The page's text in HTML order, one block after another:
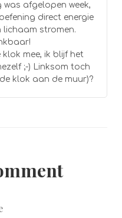
afgelopen week,
direct energie
lichaam stromen.
klok mee, ik blijf het
;-) Linksom toch
klok aan de muur)?